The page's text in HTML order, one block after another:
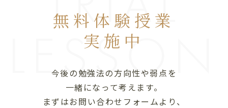
LESSON
無料体験授業
実施中
今後の勉強法の方向性や弱点を
一緒になって考えます。
まずはお問い合わせフォームより、